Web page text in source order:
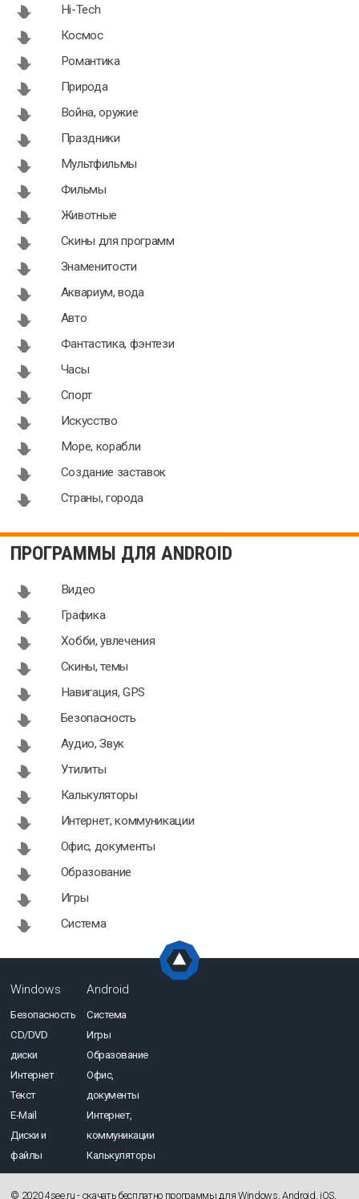
Colorful piano
Android
Hi-Tech
Космос
Романтика
Природа
Война, оружие
Праздники
Мультфильмы
Фильмы
Животные
Скины для программ
Знаменитости
Аквариум, вода
Авто
Фантастика, фэнтези
Часы
Спорт
Искусство
Море, корабли
Создание заставок
Страны, города
ПРОГРАММЫ ДЛЯ ANDROID
Видео
Графика
Хобби, увлечения
Скины, темы
Навигация, GPS
Безопасность
Аудио, Звук
Утилиты
Калькуляторы
Интернет, коммуникации
Офис, документы
Образование
Игры
Система
Windows
Безопасность
CD/DVD
диски
Интернет
Текст
E-Mail
Диски и
файлы
Android
Система
Игры
Образование
Офис,
документы
Интернет,
коммуникации
Калькуляторы
© 2020 4see.ru - cкачать бесплатно программы для Windows, Android, iOS,